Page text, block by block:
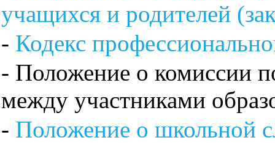
учащихся и родителей
- Кодекс
- Положение о комиссии
между участниками
- Положение о школьной